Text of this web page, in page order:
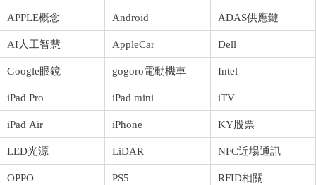
APPLE概念 Android ADAS供應鏈
AI人工智慧 AppleCar Dell
Google眼鏡 gogoro電動機車 Intel
iPad Pro iPad mini iTV
iPad Air iPhone KY股票
LED光源 LiDAR NFC近場通訊
OPPO PS5 RFID相關